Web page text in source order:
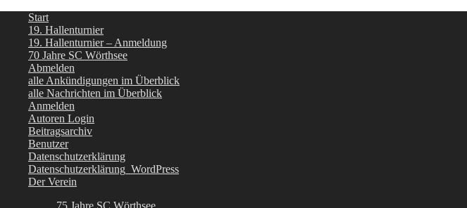
Start
19. Hallenturnier
19. Hallenturnier – Anmeldung
70 Jahre SC Wörthsee
Abmelden
alle Ankündigungen im Überblick
alle Nachrichten im Überblick
Anmelden
Autoren Login
Beitragsarchiv
Benutzer
Datenschutzerklärung
Datenschutzerklärung_WordPress
Der Verein
75 Jahre SC Wörthsee